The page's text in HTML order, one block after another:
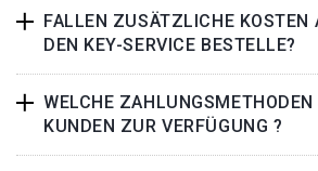
FALLEN ZUSÄTZLICHE KOSTEN
DEN KEY-SERVICE BESTELLE?
WELCHE ZAHLUNGSMETHODEN
KUNDEN ZUR VERFÜGUNG ?